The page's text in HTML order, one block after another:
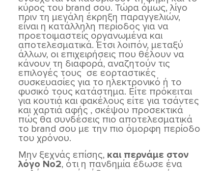
κύρος του brand σου. Τώρα όμως, λίγο
πριν τη μεγάλη έκρηξη παραγγελιών,
είναι η κατάλληλη περίοδος για να
προετοιμαστείς οργανωμένα και
αποτελεσματικά. Έτσι λοιπόν, μεταξύ
άλλων, οι επιχειρήσεις που θέλουν να
κάνουν τη διαφορά, αναζητούν τις
επιλογές τους σε εορταστικές
συσκευασίες για το ηλεκτρονικό ή το
φυσικό τους κατάστημα. Είτε πρόκειται
για κουτιά και φακέλους είτε για τσάντες
και χαρτιά αφής , σκέψου προσεκτικά
πώς θα συνδέσεις πιο αποτελεσματικά
το brand σου με την πιο όμορφη περίοδο
του χρόνου.
Μην ξεχνάς επίσης, και περνάμε στον
λόγο Νο2, ότι η πανδημία έδωσε ένα